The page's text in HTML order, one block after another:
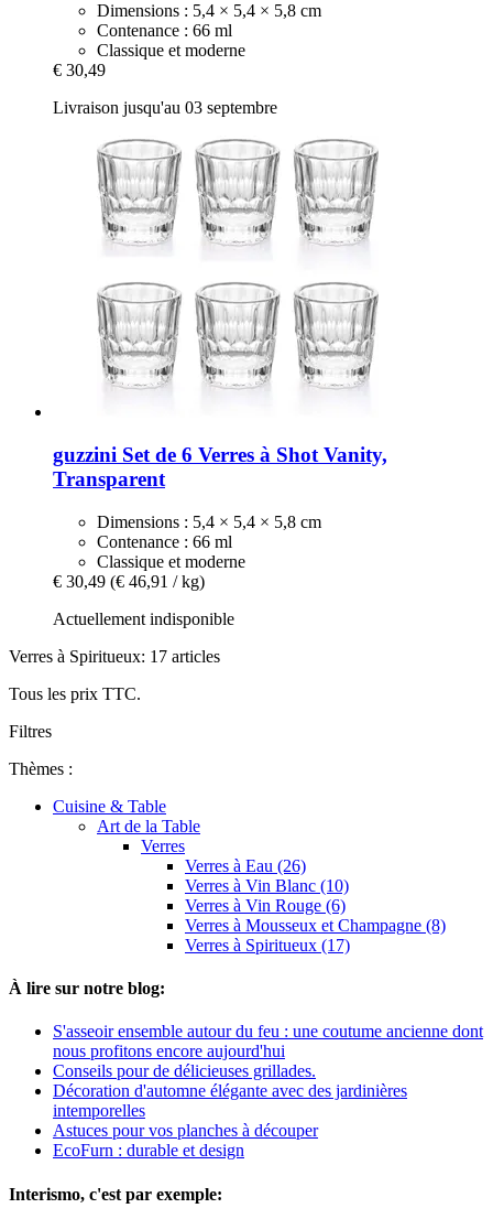
Dimensions : 5,4 × 5,4 × 5,8 cm
Contenance : 66 ml
Classique et moderne
€ 30,49
Livraison jusqu'au 03 septembre
guzzini Set de 6 Verres à Shot Vanity,
Transparent
Dimensions : 5,4 × 5,4 × 5,8 cm
Contenance : 66 ml
Classique et moderne
€ 30,49 (€ 46,91 / kg)
Actuellement indisponible
Verres à Spiritueux: 17 articles
Tous les prix TTC.
Filtres
Thèmes :
Cuisine & Table
Art de la Table
Verres
Verres à Eau (26)
Verres à Vin Blanc (10)
Verres à Vin Rouge (6)
Verres à Mousseux et Champagne (8)
Verres à Spiritueux (17)
À lire sur notre blog:
S'asseoir ensemble autour du feu : une coutume ancienne dont
nous profitons encore aujourd'hui
Conseils pour de délicieuses grillades.
Décoration d'automne élégante avec des jardinières
intemporelles
Astuces pour vos planches à découper
EcoFurn : durable et design
Interismo, c'est par exemple: